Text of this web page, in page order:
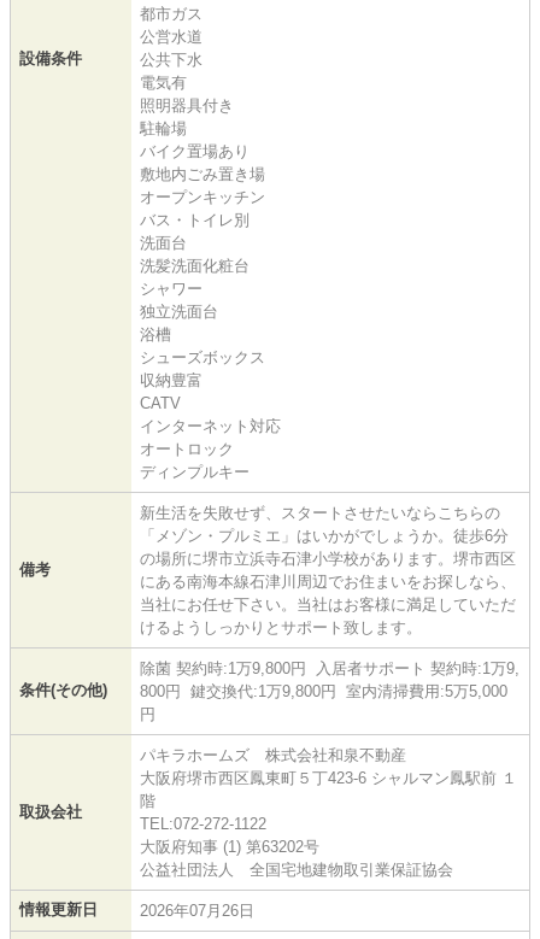
設備条件
都市ガス
公営水道
公共下水
電気有
照明器具付き
駐輪場
バイク置場あり
敷地内ごみ置き場
オープンキッチン
バス・トイレ別
洗面台
洗髪洗面化粧台
シャワー
独立洗面台
浴槽
シューズボックス
収納豊富
CATV
インターネット対応
オートロック
ディンプルキー
備考
新生活を失敗せず、スタートさせたいならこちらの
「メゾン・プルミエ」はいかがでしょうか。徒歩6分
の場所に堺市立浜寺石津小学校があります。堺市西区
にある南海本線石津川周辺でお住まいをお探しなら、
当社にお任せ下さい。当社はお客様に満足していただ
けるようしっかりとサポート致します。
条件(その他)
除菌 契約時:1万9,800円 入居者サポート 契約時:1万9,
800円 鍵交換代:1万9,800円 室内清掃費用:5万5,000
円
取扱会社
パキラホームズ 株式会社和泉不動産
大阪府堺市西区鳳東町５丁423-6 シャルマン鳳駅前 １
階
TEL:072-272-1122
大阪府知事 (1) 第63202号
公益社団法人 全国宅地建物取引業保証協会
情報更新日 2026年07月26日